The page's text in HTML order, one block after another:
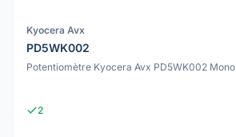
Kyocera Avx
PD5WK002
Potentiomètre Kyocera Avx PD5WK002 Mono
2